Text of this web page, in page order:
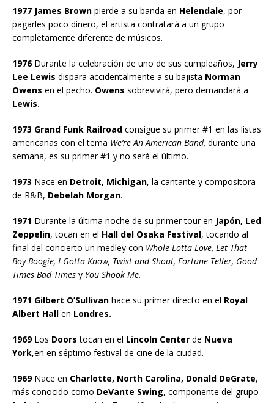
1977 James Brown pierde a su banda en Helendale, por
pagarles poco dinero, el artista contratará a un grupo
completamente diferente de músicos.
1976Durante la celebración de uno de sus cumpleaños, Jerry
Lee Lewis dispara accidentalmente a su bajista Norman
Owens en el pecho. Owens sobrevivirá, pero demandará a
Lewis.
1973 Grand Funk Railroad consigue su primer #1 en las listas
americanas con el tema We’re An American Band, durante una
semana, es su primer #1 y no será el último.
1973 Nace en Detroit, Michigan, la cantante y compositora
de R&B, Debelah Morgan.
1971 Durante la última noche de su primer tour en Japón, Led
Zeppelin, tocan en el Hall del Osaka Festival, tocando al
final del concierto un medley con Whole Lotta Love, Let That
Boy Boogie, I Gotta Know, Twist and Shout, Fortune Teller, Good
Times Bad Times y You Shook Me.
1971 Gilbert O’Sullivan hace su primer directo en el Royal
Albert Hall en Londres.
1969Los Doors tocan en el Lincoln Center de Nueva
York,en en séptimo festival de cine de la ciudad.
1969Nace en Charlotte, North Carolina, Donald DeGrate,
más conocido como DeVante Swing, componente del grupo